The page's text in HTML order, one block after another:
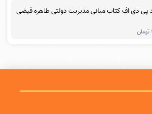
پی دی اف کتاب مبانی مدیریت دولتی طاهره فیضی